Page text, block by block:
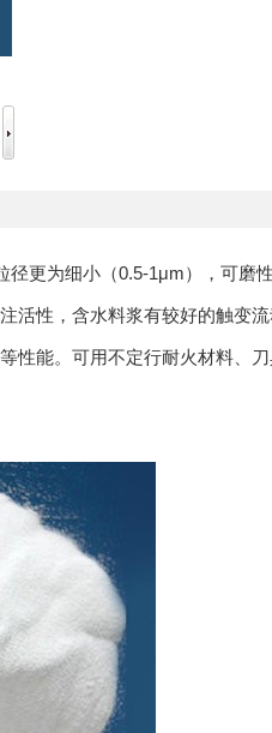
更为细小（0.5-1μm），可磨
活性，含水料浆有较好的触变
性能。可用不定行耐火材料、